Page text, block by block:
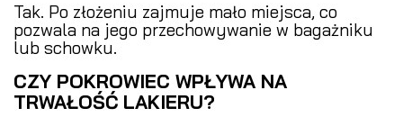
Tak. Po złożeniu zajmuje mało miejsca, co
pozwala na jego przechowywanie w bagażniku
lub schowku.
CZY POKROWIEC WPŁYWA NA
TRWAŁOŚĆ LAKIERU?